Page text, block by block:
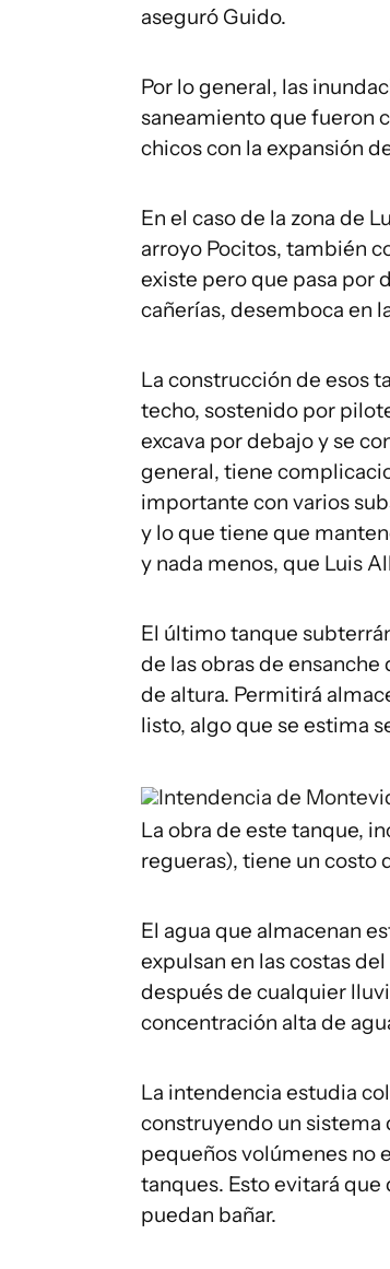
aseguró Guido.
Por lo general, las
saneamiento que fueron
chicos con la expansión
En el caso de la zona de
arroyo Pocitos, también
existe pero que pasa por
cañerías, desemboca en
La construcción de esos
techo, sostenido por
excava por debajo y se
general, tiene
importante con varios
y lo que tiene que
y nada menos, que Luis
El último tanque
de las obras de
de altura. Permitirá
listo, algo que se estima
Intendencia de
La obra de este tanque,
regueras), tiene un costo
El agua que almacenan
expulsan en las costas
después de cualquier
concentración alta de
La intendencia estudia
construyendo un sistema
pequeños volúmenes no
tanques. Esto evitará
puedan bañar.